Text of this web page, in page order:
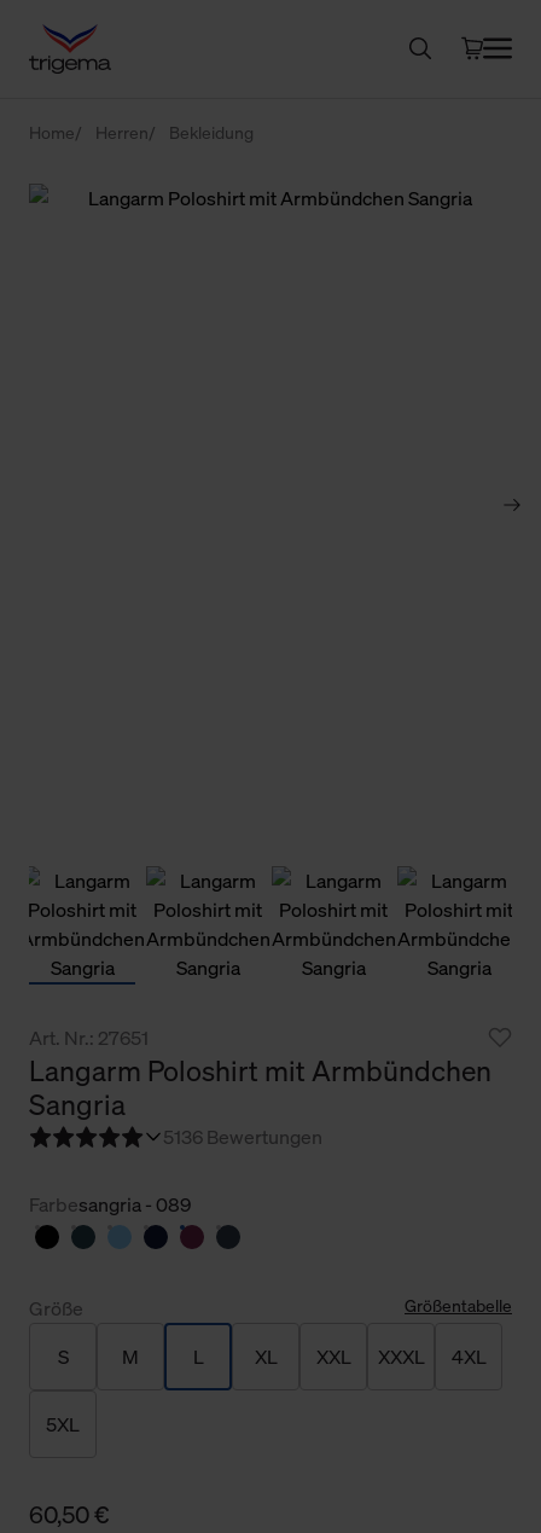
Home Herren Bekleidung
Art. Nr.: 27651
Langarm Poloshirt mit Armbündchen
Sangria
5136 Bewertungen
Farbesangria - 089
Größe Größentabelle
S M L XL XXL XXXL 4XL
5XL
60,50 €